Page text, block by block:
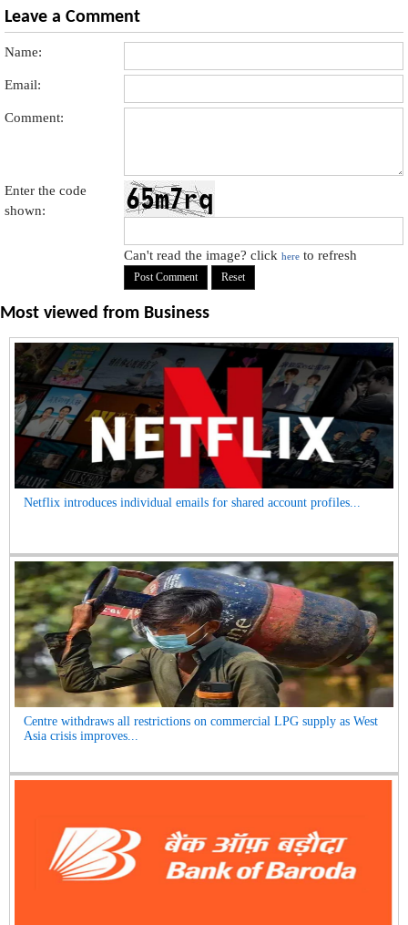
Leave a Comment
Name:
Email:
Comment:
Enter the code
shown:
Can't read the image? clickhere to refresh
Most viewed from Business
Netflix introduces individual emails for shared account profiles...
Centre withdraws all restrictions on commercial LPG supply as West
Asia crisis improves...